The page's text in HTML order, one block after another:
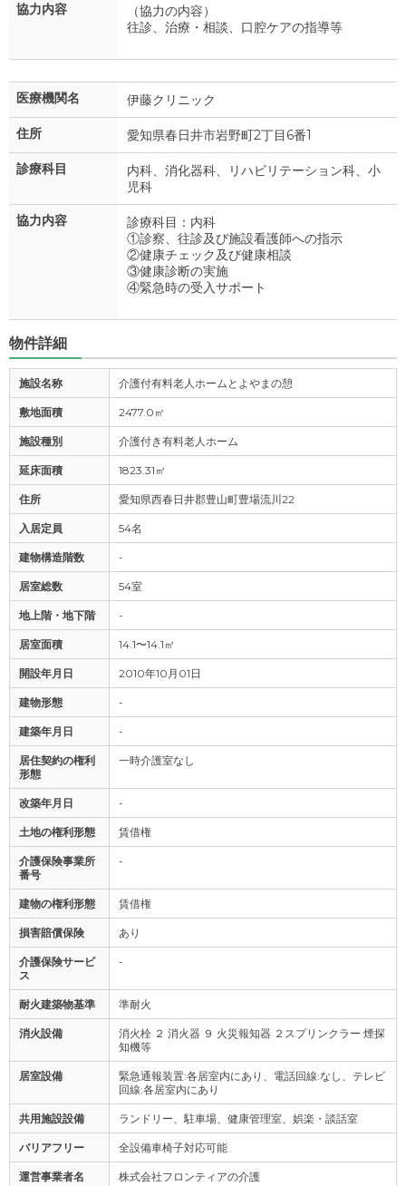
協力内容
（協力の内容）
往診、治療・相談、口腔ケアの指導等
医療機関名 伊藤クリニック
住所 愛知県春日井市岩野町2丁目6番1
診療科目
内科、消化器科、リハビリテーション科、小
児科
協力内容
診療科目：内科
①診察、往診及び施設看護師への指示
②健康チェック及び健康相談
③健康診断の実施
④緊急時の受入サポート
物件詳細
施設名称 介護付有料老人ホームとよやまの憩
敷地面積 2477.0㎡
施設種別 介護付き有料老人ホーム
延床面積 1823.31㎡
住所 愛知県西春日井郡豊山町豊場流川22
入居定員 54名
建物構造階数 -
居室総数 54室
地上階・地下階 -
居室面積 14.1〜14.1㎡
開設年月日 2010年10月01日
建物形態 -
建築年月日 -
居住契約の権利
形態
一時介護室なし
改築年月日 -
土地の権利形態 賃借権
介護保険事業所
番号
-
建物の権利形態 賃借権
損害賠償保険 あり
介護保険サービ
ス
-
耐火建築物基準 準耐火
消火設備
消火栓 ２ 消火器 ９ 火災報知器 ２スプリンクラー 煙探
知機等
居室設備
緊急通報装置:各居室内にあり、電話回線:なし、テレビ
回線:各居室内にあり
共用施設設備 ランドリー、駐車場、健康管理室、娯楽・談話室
バリアフリー 全設備車椅子対応可能
運営事業者名 株式会社フロンティアの介護